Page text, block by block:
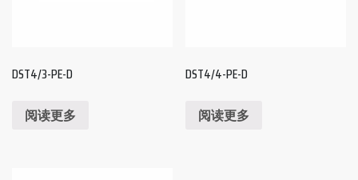
DST4/3-PE-D
阅读更多
DST4/4-PE-D
阅读更多